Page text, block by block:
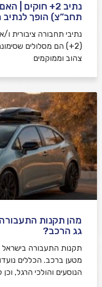
תחב”צ) הופך
נתיבי תחבורה ציבורית ו/
(2+) הם מסלולים
צהוב וממוקמים
מהן תקנות
גג הרכב?
תקנות התעבורה
מטען ברכב. הכללים
הנוסעים והולכי הרגל, וכן